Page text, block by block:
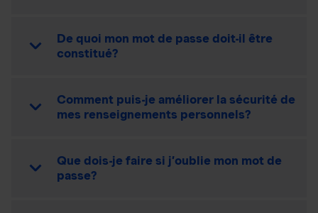
De quoi mon mot de passe doit-il être
constitué?
Comment puis-je améliorer la sécurité de
mes renseignements personnels?
Que dois-je faire si j’oublie mon mot de
passe?